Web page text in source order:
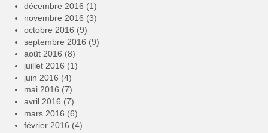
décembre 2016 (1)
novembre 2016 (3)
octobre 2016 (9)
septembre 2016 (9)
août 2016 (8)
juillet 2016 (1)
juin 2016 (4)
mai 2016 (7)
avril 2016 (7)
mars 2016 (6)
février 2016 (4)